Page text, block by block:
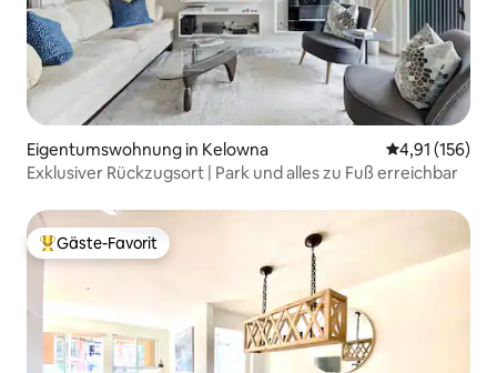
Eigentumswohnung in Kelowna
4,91 (156)
Exklusiver Rückzugsort | Park und alles zu Fuß erreichbar
Beliebter Gäste-Favorit.
Gäste-Favorit